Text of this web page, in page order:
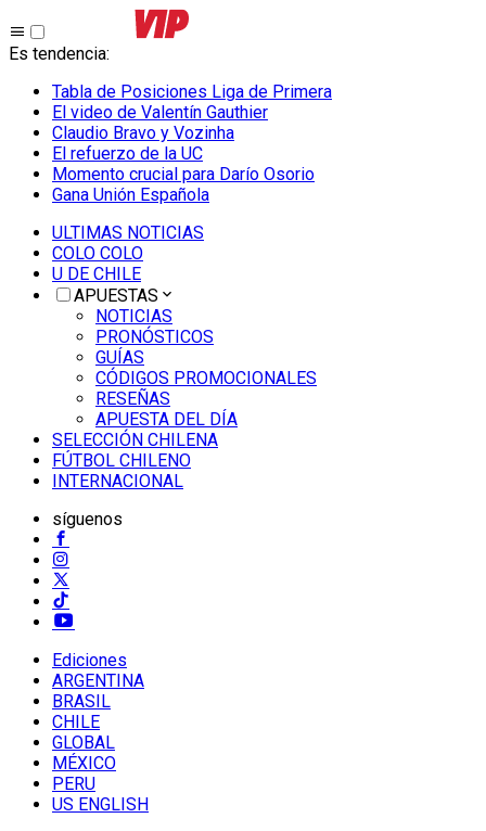
Es tendencia:
Tabla de Posiciones Liga de Primera
El video de Valentín Gauthier
Claudio Bravo y Vozinha
El refuerzo de la UC
Momento crucial para Darío Osorio
Gana Unión Española
ULTIMAS NOTICIAS
COLO COLO
U DE CHILE
APUESTAS
NOTICIAS
PRONÓSTICOS
GUÍAS
CÓDIGOS PROMOCIONALES
RESEÑAS
APUESTA DEL DÍA
SELECCIÓN CHILENA
FÚTBOL CHILENO
INTERNACIONAL
síguenos
Ediciones
ARGENTINA
BRASIL
CHILE
GLOBAL
MÉXICO
PERU
US ENGLISH